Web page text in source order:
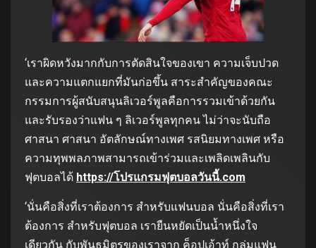
‘เราผิดหวังมากกับการตัดสินใจของเขา ความเจ็บปวด
และความแตกแยกที่มันก่อขึ้น สาระสำคัญของคณะ
กรรมการผู้สนับสนุนลิเวอร์พูลคือการรวมเข้าด้วยกัน
และรับรองว่าแฟน ๆ ลิเวอร์พูลทุกคน ไม่ว่าจะนับถือ
ศาสนา ศาสนา อัตลักษณ์ทางเพศ รสนิยมทางเพศ หรือ
ความทุพพลภาพสามารถเข้าร่วมและเพลิดเพลินกับ
ฟุตบอลได้ https://โปรแกรมฟุตบอลวันนี้.com
‘นั่นคือสิ่งที่เราต้องการ สำหรับแฟนบอล นั่นคือสิ่งที่เรา
ต้องการ สำหรับฟุตบอล เรายืนหยัดเป็นน้ำหนึ่งใจ
เดียวกัน กับพันธมิตรของเราจาก ค็อปเอ้าท์ กลุ่มแฟน